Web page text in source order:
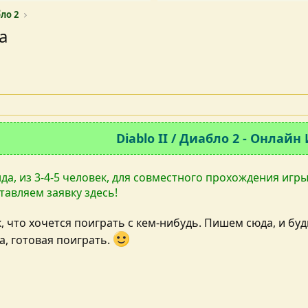
2
Diablo II / Диабло 2 - Онлайн
из 3-4-5 человек, для совместного прохождения
заявку здесь!
что хочется поиграть с кем-нибудь. Пишем сюда, и
готовая поиграть.